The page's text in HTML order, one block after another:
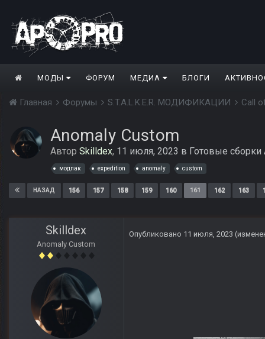
МОДЫ ФОРУМ МЕДИА БЛОГИ
Главная Форумы S.T.A.L.K.E.R. МОДИФИКАЦИИ Call
Anomaly Custom
Автор Skilldex, 11 июля, 2023 в Готовые сборки
модпак expedition anomaly custom
НАЗАД 156 157 158 159 160 161 162 163
Skilldex
Anomaly Custom
Опубликовано 11 июля, 2023